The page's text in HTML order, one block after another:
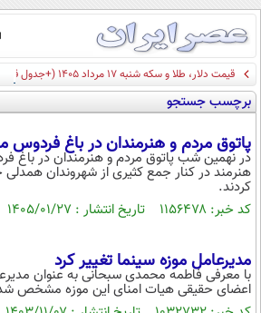
صفحه اول
جستجو
نظرسنجی
اوقات شرعی
سواد زندگی
سیاسی
قیمت دلار، طلا و سکه شنبه ۱۷ مرداد ۱۴۰۵ (+جدول قیمت)
برچسب جستجو
پاتوق مردم و هنرمندان در باغ
در نهمین شب پاتوق مردم و هنرمندان در باغ
هنرمند در کنار جمع کثیری از شهروندان همدلی
کردند.
کد خبر: ۱۱۵۶۴۷۸ تاریخ انتشار : ۱۴۰۵/۰۱/۲۷
مدیرعامل موزه سینما تغییر کرد
با معرفی فاطمه محمدی سبحانی به عنوان
اعضای حقیقی هیات امنای این موزه مشخص